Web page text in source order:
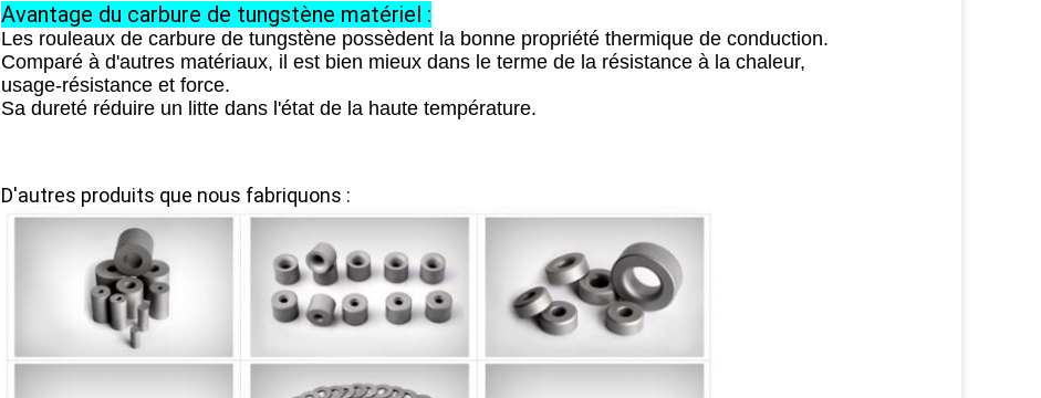
Avantage du carbure de tungstène matériel :
Les rouleaux de carbure de tungstène possèdent la bonne propriété thermique de conduction.
Comparé à d'autres matériaux, il est bien mieux dans le terme de la résistance à la chaleur,
usage-résistance et force.
Sa dureté réduire un litte dans l'état de la haute température.
D'autres produits que nous fabriquons :